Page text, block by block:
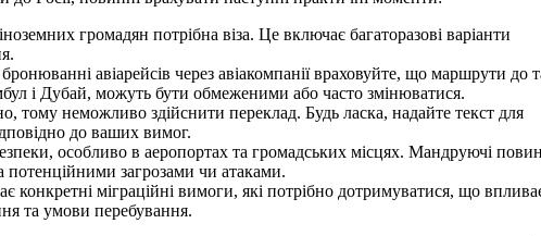
громадян потрібна віза. Це включає багаторазові варіанти
авіарейсів через авіакомпанії враховуйте, що маршрути до
і Дубай, можуть бути обмеженими або часто змінюватися.
тому неможливо здійснити переклад. Будь ласка, надайте текст для
до ваших вимог.
особливо в аеропортах та громадських місцях. Мандруючі
загрозами чи атаками.
конкретні міграційні вимоги, які потрібно дотримуватися, що
та умови перебування.